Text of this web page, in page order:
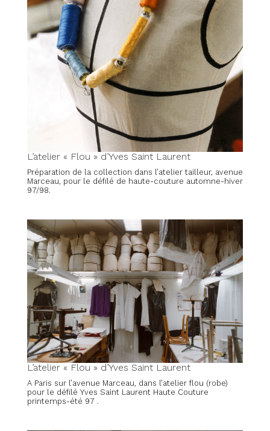
L’atelier « Flou » d’Yves Saint Laurent
Préparation de la collection dans l’atelier tailleur, avenue
Marceau, pour le défilé de haute-couture automne-hiver
97/98.
L’atelier « Flou » d’Yves Saint Laurent
A Paris sur l’avenue Marceau, dans l’atelier flou (robe)
pour le défilé Yves Saint Laurent Haute Couture
printemps-été 97 .